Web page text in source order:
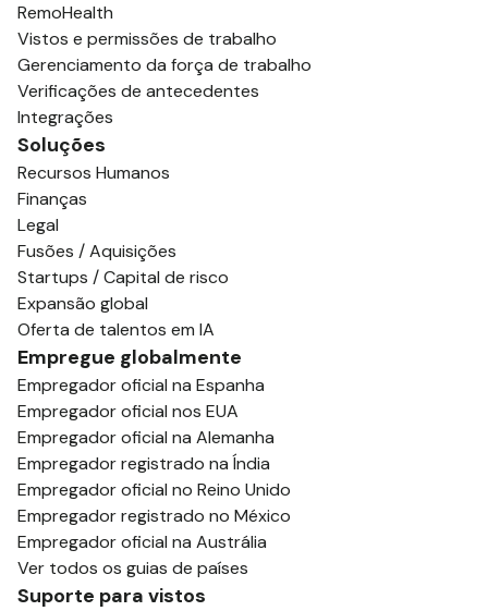
RemoHealth
Vistos e permissões de trabalho
Gerenciamento da força de trabalho
Verificações de antecedentes
Integrações
Soluções
Recursos Humanos
Finanças
Legal
Fusões / Aquisições
Startups / Capital de risco
Expansão global
Oferta de talentos em IA
Empregue globalmente
Empregador oficial na Espanha
Empregador oficial nos EUA
Empregador oficial na Alemanha
Empregador registrado na Índia
Empregador oficial no Reino Unido
Empregador registrado no México
Empregador oficial na Austrália
Ver todos os guias de países
Suporte para vistos